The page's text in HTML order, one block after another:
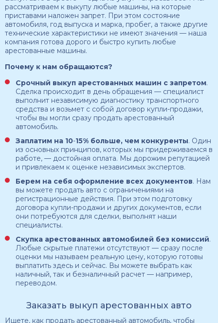
рассматриваем к выкупу любые машины, на которые
приставами наложен запрет. При этом состояние
автомобиля, год выпуска и марка, пробег, а также другие
технические характеристики не имеют значения — наша
компания готова дорого и быстро купить любые
арестованные машины.
Почему к нам обращаются?
Срочный выкуп арестованных машин с запретом.
Сделка происходит в день обращения — специалист
выполнит независимую диагностику транспортного
средства и возьмет с собой договор купли-продажи,
чтобы вы могли сразу продать арестованный
автомобиль.
Заплатим на 10-15% больше, чем конкуренты. Один
из основных принципов, которых мы придерживаемся в
работе, — достойная оплата. Мы дорожим репутацией
и привлекаем к оценке независимых экспертов.
Берем на себя оформление всех документов. Нам
вы можете продать авто с ограничениями на
регистрационные действия. При этом подготовку
договора купли-продажи и других документов, если
они потребуются для сделки, выполнят наши
специалисты.
Скупка арестованных автомобилей без комиссий.
Любые скрытые платежи отсутствуют — сразу после
оценки мы называем реальную цену, которую готовы
выплатить здесь и сейчас. Вы можете выбрать как
наличный, так и безналичный расчет — например,
переводом.
Заказать выкуп арестованных авто
Ищете, как продать арестованный автомобиль, чтобы